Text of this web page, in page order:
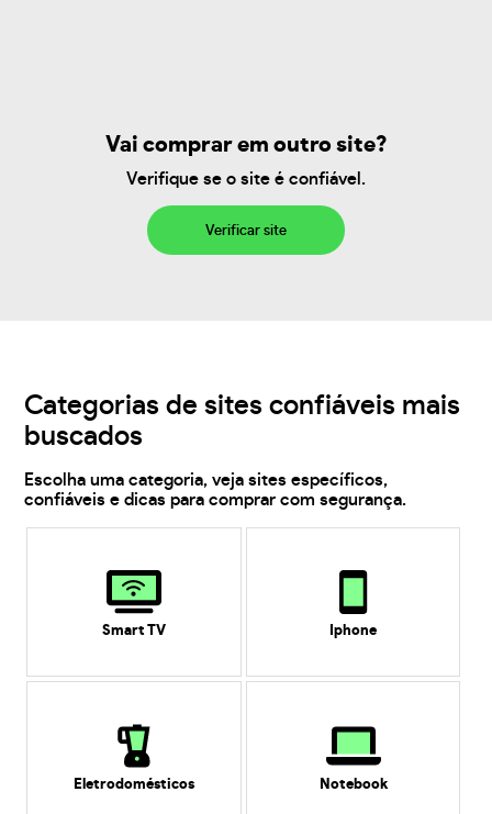
Vai comprar em outro site?
Verifique se o site é confiável.
Verificar site
Categorias de sites confiáveis mais
buscados
Escolha uma categoria, veja sites específicos,
confiáveis e dicas para comprar com segurança.
Smart TV Iphone
Eletrodomésticos Notebook